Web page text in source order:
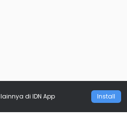
lainnya di IDN App Install